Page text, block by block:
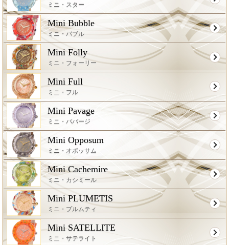
ミニ・スター
Mini Bubble
ミニ・バブル
Mini Folly
ミニ・フォーリー
Mini Full
ミニ・フル
Mini Pavage
ミニ・パバージ
Mini Opposum
ミニ・オポッサム
Mini Cachemire
ミニ・カシミール
Mini PLUMETIS
ミニ・プルムティ
Mini SATELLITE
ミニ・サテライト